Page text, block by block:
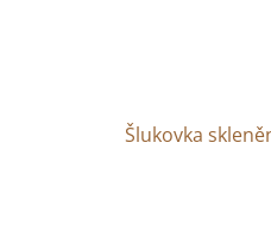
Šlukovka